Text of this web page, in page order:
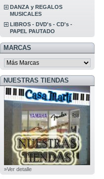
DANZA y REGALOS
MUSICALES
LIBROS - DVD's - CD's -
PAPEL PAUTADO
MARCAS
NUESTRAS TIENDAS
»Ver detalle